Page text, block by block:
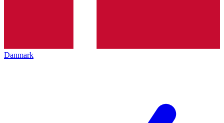
Danmark